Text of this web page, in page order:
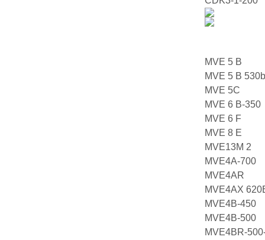
MVE 5 B
MVE 5 B
MVE 5C
MVE 6 B-350
MVE 6 F
MVE 8 E
MVE13M 2
MVE4A-700
MVE4AR
MVE4AX
MVE4B-450
MVE4B-500
MVE4BR-